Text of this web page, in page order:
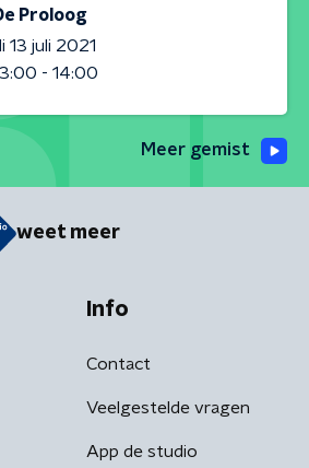
Proloog
13 juli 2021
- 14:00
Meer gemist
weet meer
Info
Contact
Veelgestelde vragen
App de studio